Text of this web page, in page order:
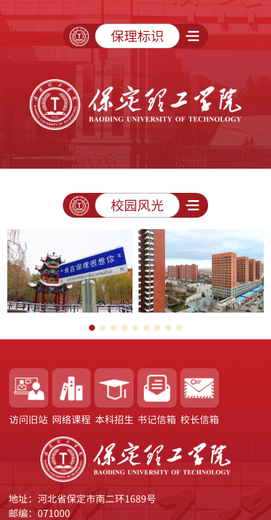
保理标识
校园风光
访问旧站 网络课程 本科招生 书记信箱 校长信箱
地址：河北省保定市南二环1689号
邮编：071000